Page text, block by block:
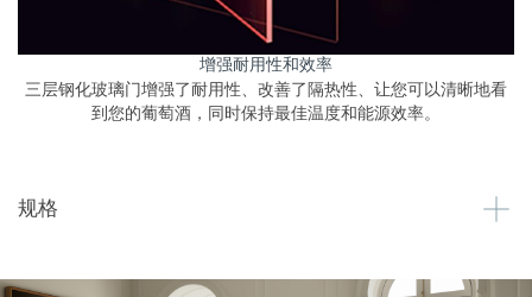
增强耐用性和效率
三层钢化玻璃门增强了耐用性、改善了隔热性、让您可以清晰地看
到您的葡萄酒，同时保持最佳温度和能源效率。
规格